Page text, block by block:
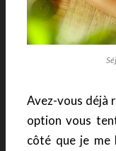
Avez-vous déjà
option vous
côté que je me